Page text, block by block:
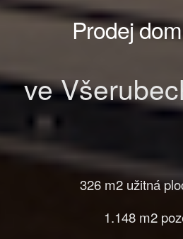
Prodej
ve
326 m2 užitná
1.148 m2